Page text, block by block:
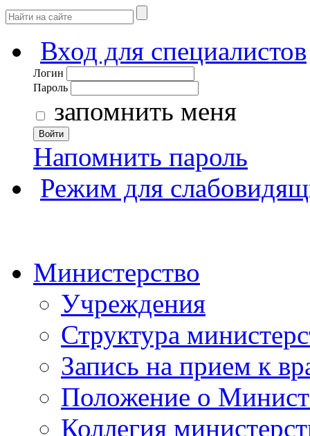
Вход для специалистов
Логин
Пароль
запомнить меня
Войти
Напомнить пароль
Режим для
Министерство
Учреждения
Структура
Запись на прием к
Положение о
Коллегия